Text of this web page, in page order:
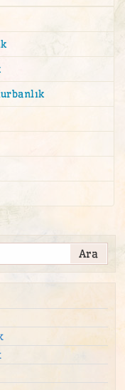
Yeri
adak
Yeri
yeri
Satış Yeri
Yeri
adak
Satış Yeri